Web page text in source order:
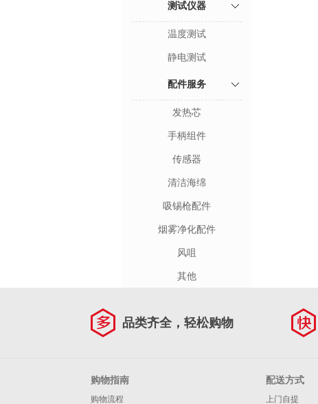
测试仪器
温度测试
静电测试
配件服务
发热芯
手柄组件
传感器
清洁海绵
吸锡枪配件
烟雾净化配件
风咀
其他
品类齐全，轻松购物
购物指南
购物流程
配送方式
上门自提